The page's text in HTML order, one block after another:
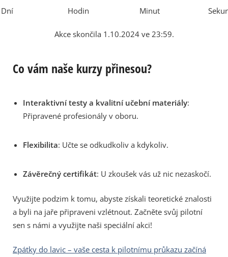
Dní Hodin Minut
Akce skončila 1.10.2024 ve 23:59.
Co vám naše kurzy přinesou?
Interaktivní testy a kvalitní učební materiály:
Připravené profesionály v oboru.
Flexibilita: Učte se odkudkoliv a kdykoliv.
Závěrečný certifikát: U zkoušek vás už nic nezaskočí.
Využijte podzim k tomu, abyste získali teoretické znalosti
a byli na jaře připraveni vzlétnout. Začněte svůj pilotní
sen s námi a využijte naši speciální akci!
Zpátky do lavic – vaše cesta k pilotnímu průkazu začíná